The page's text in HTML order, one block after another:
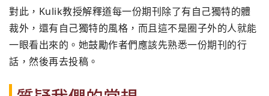
對此，Kulik教授解釋道每一份期刊除了有自己獨特的體
裁外，還有自己獨特的風格，而且這不是圈子外的人就能
一眼看出來的。她鼓勵作者們應該先熟悉一份期刊的行
話，然後再去投稿。